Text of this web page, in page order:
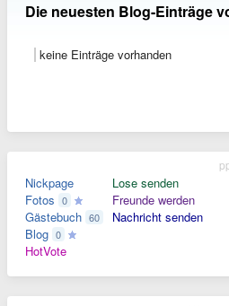
Die neuesten Blog-Einträge
keine Einträge vorhanden
Nickpage
Fotos 0
Gästebuch 60
Blog 0
HotVote
Lose senden
Freunde werden
Nachricht senden